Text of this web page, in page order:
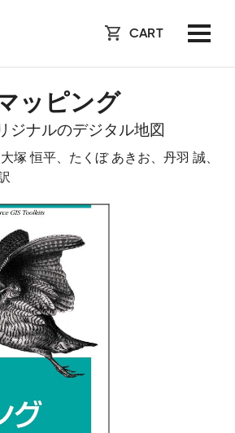
CART
ッピング
ジナルのデジタル地図
塚 恒平、たくぼ あきお、丹羽 誠、